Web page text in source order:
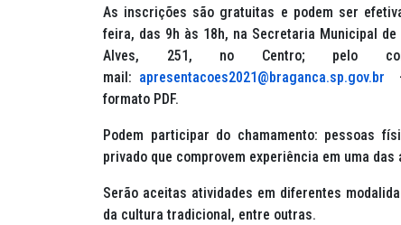
As inscrições são gratuitas e podem ser
feira, das 9h às 18h, na Secretaria Municipal
Alves, 251, no Centro; pelo
mail: apresentacoes2021@braganca.sp.gov.br
formato PDF.
Podem participar do chamamento: pessoas
privado que comprovem experiência em uma
Serão aceitas atividades em diferentes
da cultura tradicional, entre outras.